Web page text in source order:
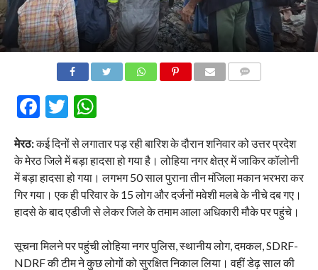
Facebook
Twitter
WhatsApp
मेरठ:कई दिनों से लगातार पड़ रही बारिश के दौरान शनिवार को उत्तर प्रदेश
के मेरठ जिले में बड़ा हादसा हो गया है। लोहिया नगर क्षेत्र में जाकिर कॉलोनी
में बड़ा हादसा हो गया। लगभग 50 साल पुराना तीन मंजिला मकान भरभरा कर
गिर गया। एक ही परिवार के 15 लोग और दर्जनों मवेशी मलबे के नीचे दब गए।
हादसे के बाद एडीजी से लेकर जिले के तमाम आला अधिकारी मौके पर पहुंचे।
सूचना मिलने पर पहुंची लोहिया नगर पुलिस, स्थानीय लोग, दमकल, SDRF-
NDRF की टीम ने कुछ लोगों को सुरक्षित निकाल लिया। वहीं डेढ़ साल की